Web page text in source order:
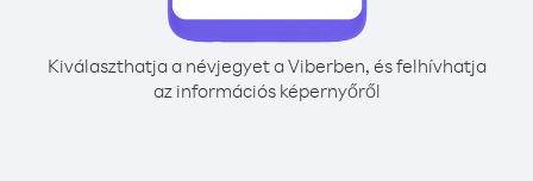
Kiválaszthatja a névjegyet a Viberben, és felhívhatja
az információs képernyőről